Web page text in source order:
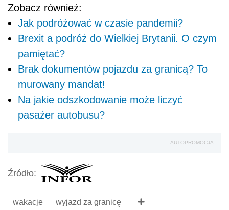
Zobacz również:
Jak podróżować w czasie pandemii?
Brexit a podróż do Wielkiej Brytanii. O czym
pamiętać?
Brak dokumentów pojazdu za granicą? To
murowany mandat!
Na jakie odszkodowanie może liczyć
pasażer autobusu?
AUTOPROMOCJA
Źródło:
wakacje wyjazd za granicę